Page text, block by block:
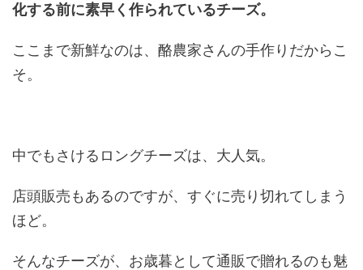
化する前に素早く作られているチーズ。
ここまで新鮮なのは、酪農家さんの手作りだからこ
そ。
中でもさけるロングチーズは、大人気。
店頭販売もあるのですが、すぐに売り切れてしまう
ほど。
そんなチーズが、お歳暮として通販で贈れるのも魅